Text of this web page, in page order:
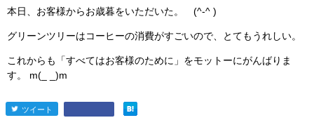
本日、お客様からお歳暮をいただいた。 (^-^ )
グリーンツリーはコーヒーの消費がすごいので、とてもうれしい。
これからも「すべてはお客様のために」をモットーにがんばりま
す。 m(_ _)m
entry700
ツイート